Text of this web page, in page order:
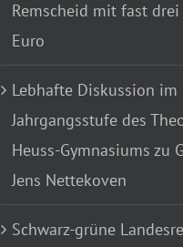
Remscheid mit fast
Euro
Lebhafte Diskussion im
Jahrgangsstufe des
Heuss-Gymnasiums zu
Jens Nettekoven
Schwarz-grüne